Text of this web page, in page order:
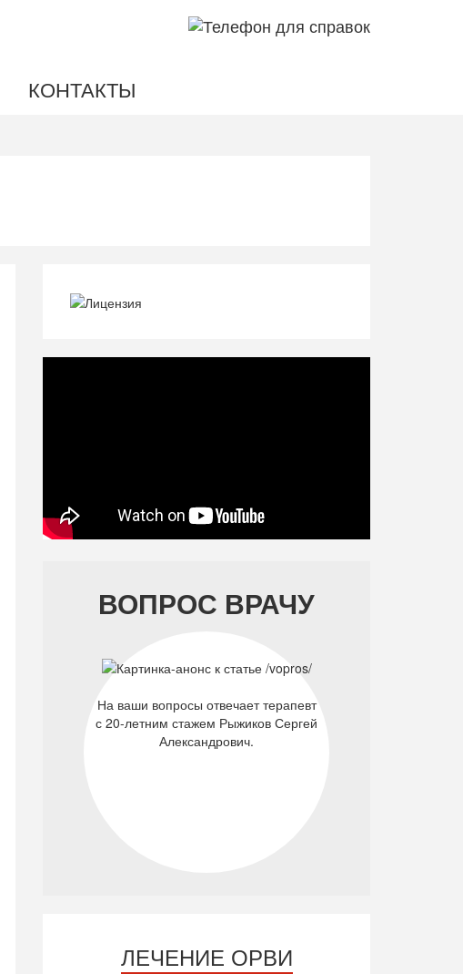
КОНТАКТЫ
ВОПРОС ВРАЧУ
На ваши вопросы отвечает терапевт
с 20-летним стажем Рыжиков Сергей
Александрович.
ЛЕЧЕНИЕ ОРВИ